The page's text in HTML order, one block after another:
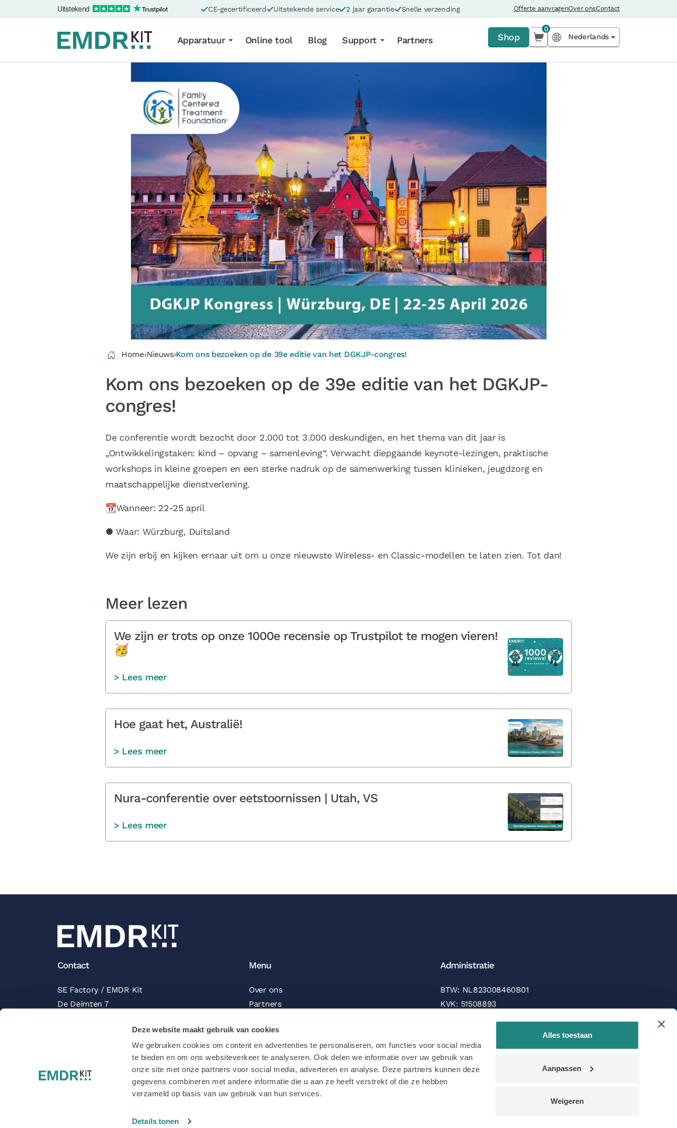
Deze website maakt gebruik van cookies
We gebruiken cookies om content en advertenties te personaliseren, om functies voor social media
te bieden en om ons websiteverkeer te analyseren. Ook delen we informatie over uw gebruik van
onze site met onze partners voor social media, adverteren en analyse. Deze partners kunnen deze
gegevens combineren met andere informatie die u aan ze heeft verstrekt of die ze hebben
verzameld op basis van uw gebruik van hun services.
Details tonen
Alles toestaan
Aanpassen
Weigeren
Uitstekend CE-gecertificeerd Uitstekende service 2 jaar garantie Snelle verzending Offerte aanvragenOver onsContact
Apparatuur Online tool Blog Support Partners Shop
0
Nederlands
Home›Nieuws›Kom ons bezoeken op de 39e editie van het DGKJP-congres!
Kom ons bezoeken op de 39e editie van het DGKJP-
congres!
De conferentie wordt bezocht door 2.000 tot 3.000 deskundigen, en het thema van dit jaar is
„Ontwikkelingstaken: kind – opvang – samenleving“. Verwacht diepgaande keynote-lezingen, praktische
workshops in kleine groepen en een sterke nadruk op de samenwerking tussen klinieken, jeugdzorg en
maatschappelijke dienstverlening.
📆Wanneer: 22-25 april
🟓 Waar: Würzburg, Duitsland
We zijn erbij en kijken ernaar uit om u onze nieuwste Wireless- en Classic-modellen te laten zien. Tot dan!
Meer lezen
We zijn er trots op onze 1000e recensie op Trustpilot te mogen vieren!
🥳
> Lees meer
Hoe gaat het, Australië!
> Lees meer
Nura-conferentie over eetstoornissen | Utah, VS
> Lees meer
Contact
SE Factory / EMDR Kit
De Deimten 7
Beoordelingen Trustpilot
Menu
Over ons
Partners
Vacatures
Nieuwsbrief
Volg ons
Offerte aanvragen
Administratie
BTW: NL823008460B01
KVK: 51508893
Betaalmogelijkheden